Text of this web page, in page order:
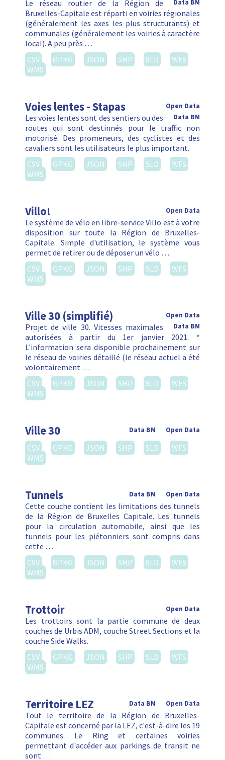
Data BM
Le réseau routier de la Région de
Bruxelles-Capitale est réparti en voiries régionales
(généralement les axes les plus structurants) et
communales (généralement les voiries à caractère
local). A peu près …
CSV
GPKG JSON SHP SLD
WFS
WMS
Voies lentes - Stapas
Open Data
Data BM
Les voies lentes sont des sentiers ou des
routes qui sont destinnés pour le traffic non
motorisé. Des promeneurs, des cyclistes et des
cavaliers sont les utilisateurs le plus important.
CSV
GPKG JSON SHP SLD
WFS
WMS
Villo! Open Data
Le système de vélo en libre-service Villo est à votre
disposition sur toute la Région de Bruxelles-
Capitale. Simple d'utilisation, le système vous
permet de retirer ou de déposer un vélo …
CSV
GPKG JSON SHP SLD
WFS
WMS
Ville 30 (simplifié)
Open Data
Data BM
Projet de ville 30. Vitesses maximales
autorisées à partir du 1er janvier 2021. *
L'information sera disponible prochainement sur
le réseau de voiries détaillé (le réseau actuel a été
volontairement …
CSV
GPKG JSON SHP SLD
WFS
WMS
Ville 30 Open Data
Data BM
CSV GPKG JSON SHP SLD
WFS
WMS
Tunnels Open Data
Data BM
Cette couche contient les limitations des tunnels
de la Région de Bruxelles Capitale. Les tunnels
pour la circulation automobile, ainsi que les
tunnels pour les piétonniers sont compris dans
cette …
CSV
GPKG JSON SHP SLD
WFS
WMS
Trottoir Open Data
Les trottoirs sont la partie commune de deux
couches de Urbis ADM, couche Street Sections et la
couche Side Walks.
CSV
GPKG JSON SHP SLD
WFS
WMS
Territoire LEZ Open Data
Data BM
Tout le territoire de la Région de Bruxelles-
Capitale est concerné par la LEZ, c'est-à-dire les 19
communes. Le Ring et certaines voiries
permettant d'accéder aux parkings de transit ne
sont …